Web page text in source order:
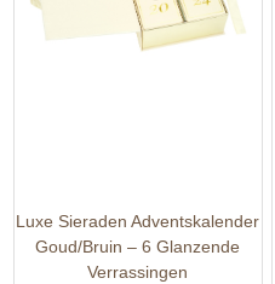
Luxe Sieraden Adventskalender
Goud/Bruin – 6 Glanzende
Verrassingen